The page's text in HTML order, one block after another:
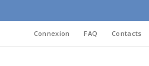
Connexion FAQ Contacts